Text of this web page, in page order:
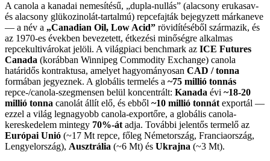
A canola a kanadai nemesítésű, „dupla-nullás” (alacsony erukasav-
és alacsony glükozinolát-tartalmú) repcefajták bejegyzett márkaneve
— a név a „Canadian Oil, Low Acid” rövidítéséből származik, és
az 1970-es években bevezetett, étkezési minőségre alkalmas
repcekultivárokat jelöli. A világpiaci benchmark az ICE Futures
Canada (korábban Winnipeg Commodity Exchange) canola
határidős kontraktusa, amelyet hagyományosan CAD / tonna
formában jegyeznek. A globális termelés a ~75 millió tonnás
repce-/canola-szegmensen belül koncentrált: Kanada évi ~18-20
millió tonna canolát állít elő, és ebből ~10 millió tonnát exportál —
ezzel a világ legnagyobb canola-exportőre, a globális canola-
kereskedelem mintegy 70%-át adja. További jelentős termelő az
Európai Unió (~17 Mt repce, főleg Németország, Franciaország,
Lengyelország), Ausztrália (~6 Mt) és Ukrajna (~3 Mt).